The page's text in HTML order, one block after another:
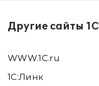
Другие сайты 1С
WWW.1С.ru
1С:Линк